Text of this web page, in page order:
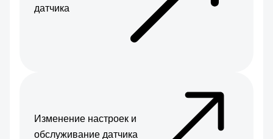
датчика
Изменение настроек и
обслуживание датчика